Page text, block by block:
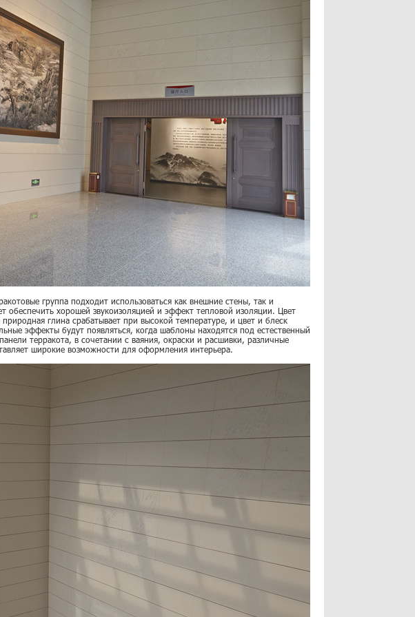
группа подходит использоваться как внешние стены, так и
обеспечить хорошей звукоизоляцией и эффект тепловой изоляции. Цвет
глина срабатывает при высокой температуре, и цвет и блеск
эффекты будут появляться, когда шаблоны находятся под естественный
терракота, в сочетании с ваяния, окраски и расшивки, различные
широкие возможности для оформления интерьера.